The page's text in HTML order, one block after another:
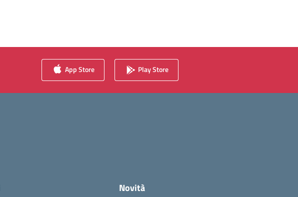
App Store Play Store
Novità